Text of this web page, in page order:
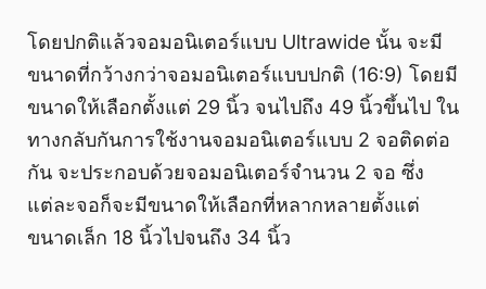
โดยปกติแล้วจอมอนิเตอร์แบบ Ultrawide นั้น จะมี
ขนาดที่กว้างกว่าจอมอนิเตอร์แบบปกติ (16:9) โดยมี
ขนาดให้เลือกตั้งแต่ 29 นิ้ว จนไปถึง 49 นิ้วขึ้นไป ใน
ทางกลับกันการใช้งานจอมอนิเตอร์แบบ 2 จอติดต่อ
กัน จะประกอบด้วยจอมอนิเตอร์จำนวน 2 จอ ซึ่ง
แต่ละจอก็จะมีขนาดให้เลือกที่หลากหลายตั้งแต่
ขนาดเล็ก 18 นิ้วไปจนถึง 34 นิ้ว